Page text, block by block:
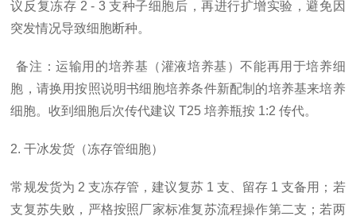
议反复冻存 2 - 3 支种子细胞后，再进行扩增实验，避免因
突发情况导致细胞断种。
备注：运输用的培养基（灌液培养基）不能再用于培养细
胞，请换用按照说明书细胞培养条件新配制的培养基来培养
细胞。收到细胞后次传代建议 T25 培养瓶按 1:2 传代。
2. 干冰发货（冻存管细胞）
常规发货为 2 支冻存管，建议复苏 1 支、留存 1 支备用；若
支复苏失败，严格按照厂家标准复苏流程操作第二支；若两